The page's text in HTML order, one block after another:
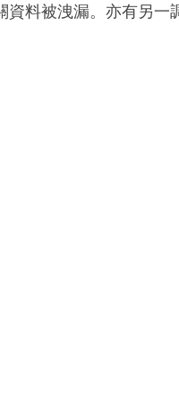
資料被洩漏。亦有另一